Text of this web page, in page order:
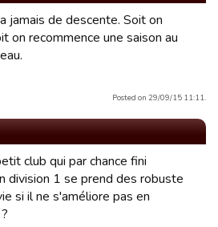
jamais de descente. Soit on
on recommence une saison au
Posted on 29/09/15 11:11.
club qui par chance fini
division 1 se prend des robuste
si il ne s'améliore pas en